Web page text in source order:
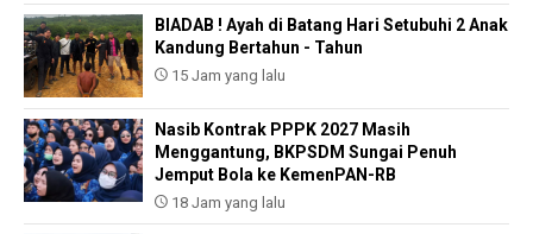
BIADAB ! Ayah di Batang Hari Setubuhi 2 Anak
Kandung Bertahun - Tahun
15 Jam yang lalu
Nasib Kontrak PPPK 2027 Masih
Menggantung, BKPSDM Sungai Penuh
Jemput Bola ke KemenPAN-RB
18 Jam yang lalu